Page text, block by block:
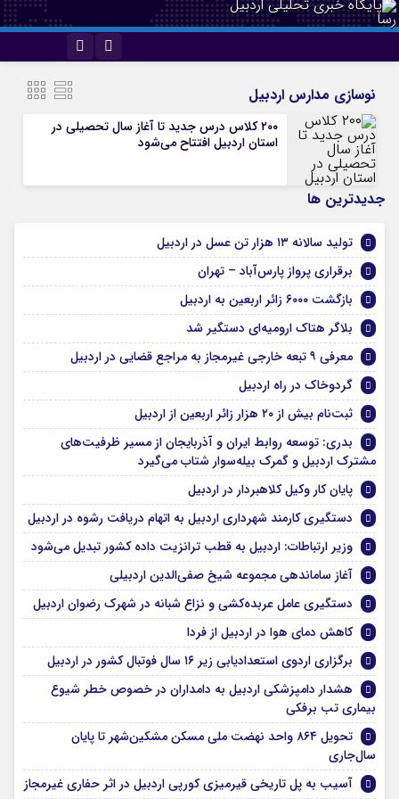
نوسازی مدارس اردبیل
۲۰۰ کلاس درس جدید تا آغاز سال تحصیلی در
استان اردبیل افتتاح می‌شود
جديدترين ها
تولید سالانه ۱۳ هزار تن عسل در اردبیل
برقراری پرواز پارس‌آباد – تهران
بازگشت ۶۰۰۰ زائر اربعین به اردبیل
بلاگر هتاک ارومیه‌ای دستگیر شد
معرفی ۹ تبعه خارجی غیرمجاز به مراجع قضایی در اردبیل
گردوخاک در راه اردبیل
ثبت‌نام بیش از ۲۰ هزار زائر اربعین از اردبیل
بدری: توسعه روابط ایران و آذربایجان از مسیر ظرفیت‌های
مشترک اردبیل و گمرک بیله‌سوار شتاب می‌گیرد
پایان کار وکیل کلاهبردار در اردبیل
دستگیری کارمند شهرداری اردبیل به اتهام دریافت رشوه در اردبیل
وزیر ارتباطات: اردبیل به قطب ترانزیت داده کشور تبدیل می‌شود
آغاز ساماندهی مجموعه شیخ صفی‌الدین اردبیلی
دستگیری عامل عربده‌کشی و نزاع شبانه در شهرک رضوان اردبیل
کاهش دمای هوا در اردبیل از فردا
برگزاری اردوی استعدادیابی زیر ۱۶ سال فوتبال کشور در اردبیل
هشدار دامپزشکی اردبیل به دامداران در خصوص خطر شیوع
بیماری تب برفکی
تحویل ۸۶۴ واحد نهضت ملی مسکن مشکین‌شهر تا پایان
سال‌جاری
آسیب به پل تاریخی قیرمیزی کورپی اردبیل در اثر حفاری غیرمجاز